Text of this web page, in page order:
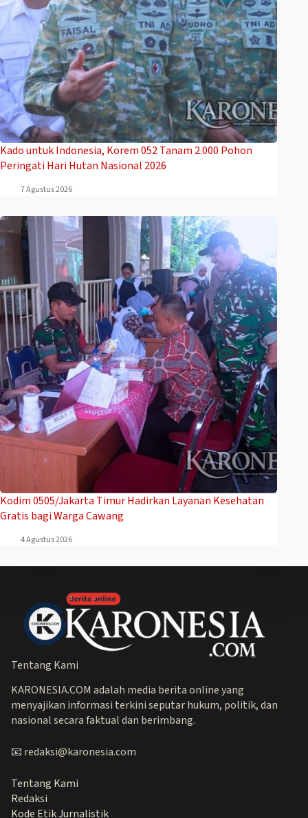
Kado untuk Indonesia, Korem 052 Tanam 2.000 Pohon
Peringati Hari Hutan Nasional 2026
7 Agustus 2026
Kodim 0505/Jakarta Timur Hadirkan Layanan Kesehatan
Gratis bagi Warga Cawang
4 Agustus 2026
Tentang Kami
KARONESIA.COM adalah media berita online yang
menyajikan informasi terkini seputar hukum, politik, dan
nasional secara faktual dan berimbang.
📧 redaksi@karonesia.com
Tentang Kami
Redaksi
Kode Etik Jurnalistik